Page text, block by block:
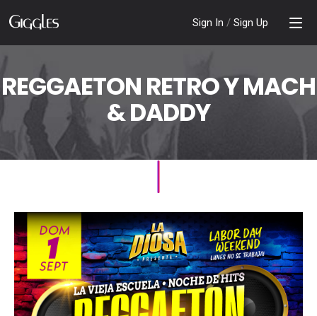
Sign In / Sign Up
REGGAETON RETRO Y MACH
& DADDY